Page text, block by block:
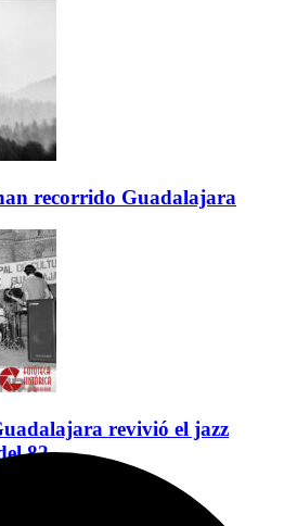
recorrido Guadalajara
revivió el jazz
82